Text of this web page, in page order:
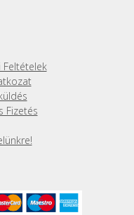
Feltételek
Fizetés